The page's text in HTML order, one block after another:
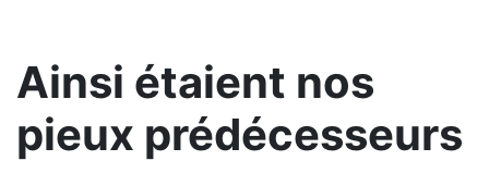
Ainsi étaient nos
pieux prédécesseurs